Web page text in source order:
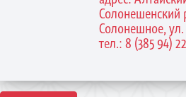
Солонешенский
Солонешное, ул.
тел.: 8 (385 94)